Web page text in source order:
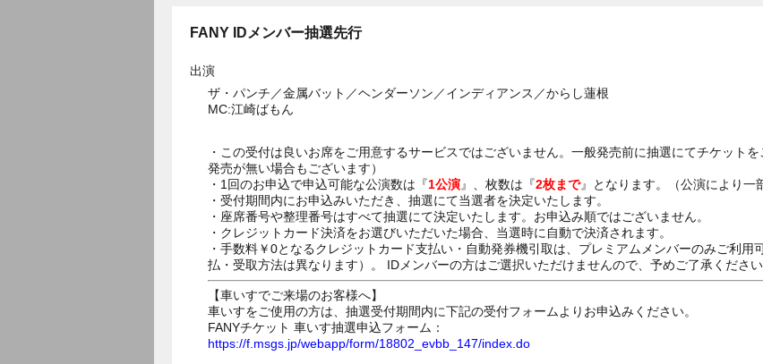
FANY IDメンバー抽選先行
出演
ザ・パンチ／金属バット／ヘンダーソン／インディアンス／からし蓮根
MC:江崎ばもん
・この受付は良いお席をご用意するサービスではございません。一般発売前に抽選にてチケット
発売が無い場合もございます）
・1回のお申込で申込可能な公演数は『1公演』、枚数は『2枚まで』となります。（公演により一
・受付期間内にお申込みいただき、抽選にて当選者を決定いたします。
・座席番号や整理番号はすべて抽選にて決定いたします。お申込み順ではございません。
・クレジットカード決済をお選びいただいた場合、当選時に自動で決済されます。
・手数料￥0となるクレジットカード支払い・自動発券機引取は、プレミアムメンバーのみご利用
払・受取方法は異なります）。 IDメンバーの方はご選択いただけませんので、予めご了承ください
【車いすでご来場のお客様へ】
車いすをご使用の方は、抽選受付期間内に下記の受付フォームよりお申込みください。
FANYチケット 車いす抽選申込フォーム：
https://f.msgs.jp/webapp/form/18802_evbb_147/index.do